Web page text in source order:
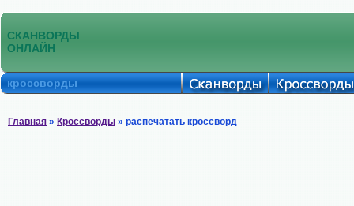
СКАНВОРДЫ
ОНЛАЙН
кроссворды
Главная » Кроссворды » распечатать кроссворд